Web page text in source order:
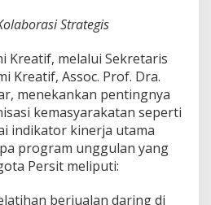
Strategis
Kreatif, melalui Sekretaris
Kreatif, Assoc. Prof. Dra.
menekankan pentingnya
kemasyarakatan seperti
indikator kinerja utama
program unggulan yang
Persit meliputi:
berjualan daring di